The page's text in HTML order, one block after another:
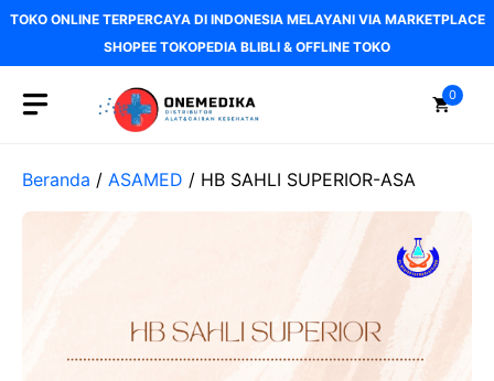
Langsung
isi
TOKO ONLINE TERPERCAYA DI INDONESIA MELAYANI VIA MARKETPLACE
SHOPEE TOKOPEDIA BLIBLI & OFFLINE TOKO
0
Beranda / ASAMED / HB SAHLI SUPERIOR-ASA